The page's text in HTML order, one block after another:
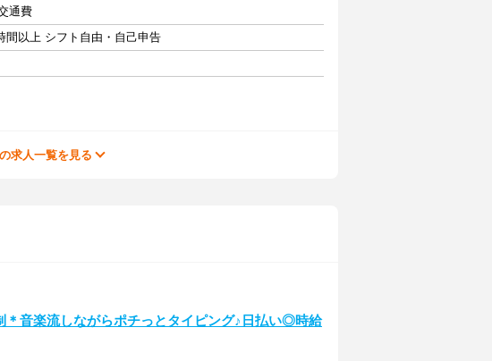
通費
間以上 シフト自由・自己申告
求人一覧を見る
＊音楽流しながらポチっとタイピング♪日払い◎時給